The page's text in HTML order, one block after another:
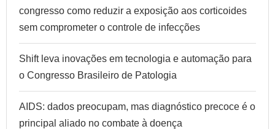
congresso como reduzir a exposição aos corticoides
sem comprometer o controle de infecções
Shift leva inovações em tecnologia e automação para
o Congresso Brasileiro de Patologia
AIDS: dados preocupam, mas diagnóstico precoce é o
principal aliado no combate à doença